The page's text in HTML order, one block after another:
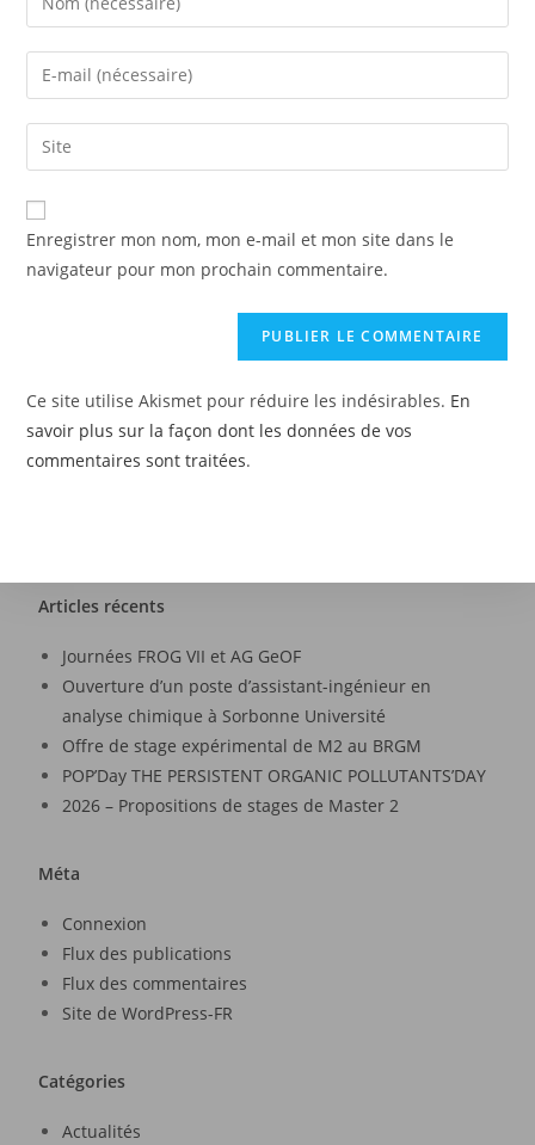
Enregistrer mon nom, mon e-mail et mon site dans le
navigateur pour mon prochain commentaire.
Ce site utilise Akismet pour réduire les indésirables. En
savoir plus sur la façon dont les données de vos
commentaires sont traitées.
Articles récents
Journées FROG VII et AG GeOF
Ouverture d’un poste d’assistant-ingénieur en
analyse chimique à Sorbonne Université
Offre de stage expérimental de M2 au BRGM
POP’Day THE PERSISTENT ORGANIC POLLUTANTS’DAY
2026 – Propositions de stages de Master 2
Méta
Connexion
Flux des publications
Flux des commentaires
Site de WordPress-FR
Catégories
Actualités